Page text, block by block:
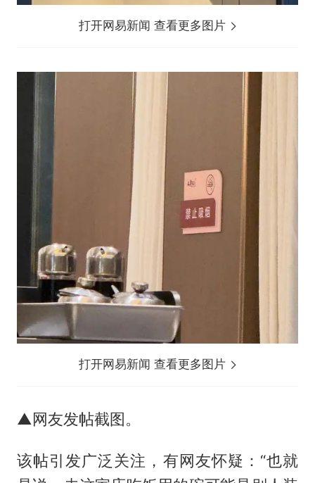
打开网易新闻 查看更多图片
打开网易新闻 查看更多图片
▲网友发帖截图。
该帖引发广泛关注，有网友怀疑：“也就